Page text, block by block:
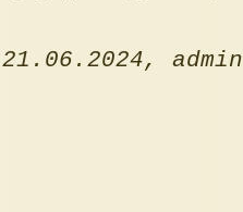
21.06.2024
admin